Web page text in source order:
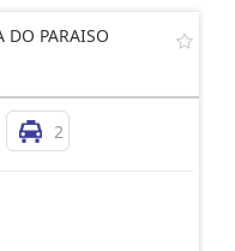
DO PARAISO
2